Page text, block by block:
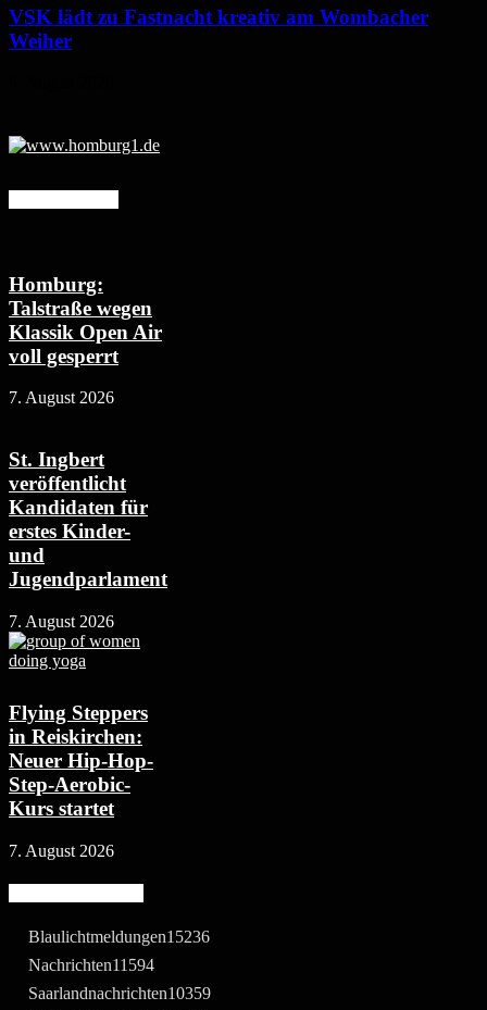
VSK lädt zu Fastnacht kreativ am Wombacher
Weiher
Homburg:
Talstraße wegen
Klassik Open Air
voll gesperrt
7. August 2026
St. Ingbert
veröffentlicht
Kandidaten für
erstes Kinder-
und
Jugendparlament
7. August 2026
Flying Steppers
in Reiskirchen:
Neuer Hip-Hop-
Step-Aerobic-
Kurs startet
7. August 2026
Blaulichtmeldungen15236
Nachrichten11594
Saarlandnachrichten10359